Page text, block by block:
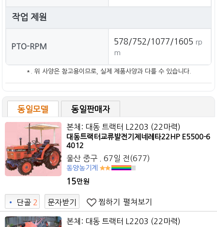
작업 제원
PTO-RPM
578/752/1077/1605 rp
m
*. 위 사양은 참고용이므로, 실제 제품사양과 다를 수 있습니다.
동일모델 동일판매자
본체: 대동 트랙터 L2203 (22마력)
대동트랙터교류발전기제네레타22HP E5500-6
4012
울산 중구 . 67일 전(677)
동양농기계
15만원
• 단골 2
9
문자받기 찜하기 펼쳐보기
본체: 대동 트랙터 L2203 (22마력)